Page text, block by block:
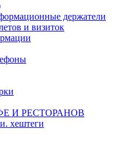
держатели
и визиток
И РЕСТОРАНОВ
хештеги